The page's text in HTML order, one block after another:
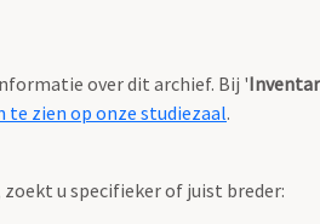
over dit archief. Bij '
te zien op onze studiezaal.
u specifieker of juist breder: